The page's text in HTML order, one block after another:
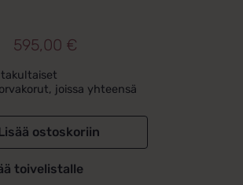
€.
595,00 €
€.
joissa yhteensä
ostoskoriin
toivelistalle